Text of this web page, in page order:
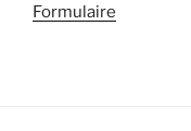
Formulaire